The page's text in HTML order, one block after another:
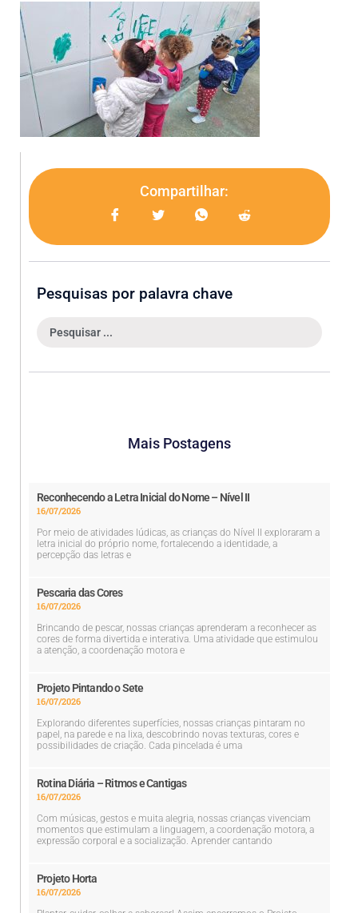
Compartilhar:
Pesquisas por palavra chave
Mais Postagens
Reconhecendo a Letra Inicial do Nome – Nível II
16/07/2026
Por meio de atividades lúdicas, as crianças do Nível II exploraram a
letra inicial do próprio nome, fortalecendo a identidade, a
percepção das letras e
Pescaria das Cores
16/07/2026
Brincando de pescar, nossas crianças aprenderam a reconhecer as
cores de forma divertida e interativa. Uma atividade que estimulou
a atenção, a coordenação motora e
Projeto Pintando o Sete
16/07/2026
Explorando diferentes superfícies, nossas crianças pintaram no
papel, na parede e na lixa, descobrindo novas texturas, cores e
possibilidades de criação. Cada pincelada é uma
Rotina Diária – Ritmos e Cantigas
16/07/2026
Com músicas, gestos e muita alegria, nossas crianças vivenciam
momentos que estimulam a linguagem, a coordenação motora, a
expressão corporal e a socialização. Aprender cantando
Projeto Horta
16/07/2026